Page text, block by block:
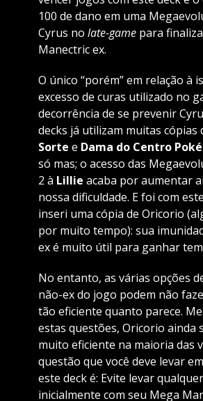
100 de dano em uma
Cyrus no late-gamepara
Manectric ex.
O único “porém” em relação à
excesso de curas utilizado no
decorrência de se prevenir
decks já utilizam muitas cópias
Sorte e Dama do Centro
só mas; o acesso das
2 à Lillie acaba por aumentar
nossa dificuldade. E foi com
inseri uma cópia de Oricorio
por muito tempo): sua
ex é muito útil para ganhar
No entanto, as várias opções
não-ex do jogo podem não
tão eficiente quanto parece.
estas questões, Oricorio ainda
muito eficiente na maioria das
questão que você deve levar
este deck é: Evite levar
inicialmente com seu Mega